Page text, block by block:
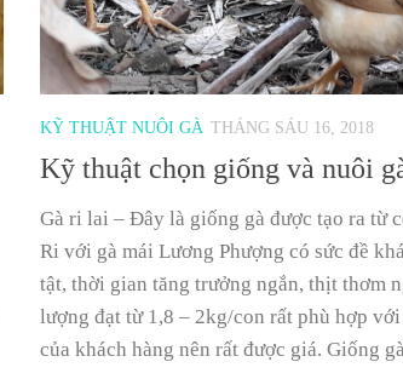
KỸ THUẬT NUÔI GÀ THÁNG SÁU 16, 2018
Kỹ thuật chọn giống và nuôi
Gà ri lai – Đây là giống gà được tạo ra từ
Ri với gà mái Lương Phượng có sức đề
tật, thời gian tăng trưởng ngắn, thịt thơm
lượng đạt từ 1,8 – 2kg/con rất phù hợp
của khách hàng nên rất được giá. Giống